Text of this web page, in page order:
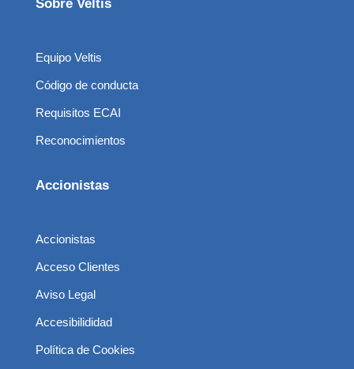
Sobre Veltis
Equipo Veltis
Código de conducta
Requisitos ECAI
Reconocimientos
Accionistas
Accionistas
Acceso Clientes
Aviso Legal
Accesibilididad
Política de Cookies